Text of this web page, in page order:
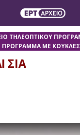
ΤΗΛΕΟΠΤΙΚΟΥ
ΠΡΟΓΡΑΜΜΑ ΜΕ
ΣΙΑ